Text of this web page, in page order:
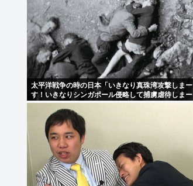
太平洋戦争の時の日本「いきなり真珠湾攻撃しまー
す！いきなりシンガポール侵略して捕虜虐待しまー
す！」